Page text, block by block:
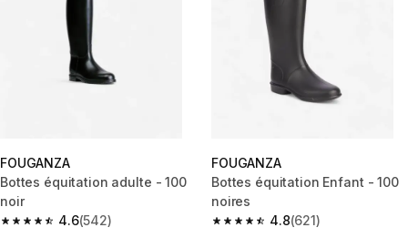
FOUGANZA
Bottes équitation adulte - 100
noir
4.6
4.6 out of 5 stars from 542 reviews
(542)
FOUGANZA
Bottes équitation Enfant - 100
noires
4.8
4.8 out of 5 stars from 621
(621)